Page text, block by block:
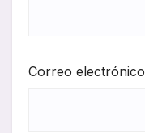
Correo electrónico